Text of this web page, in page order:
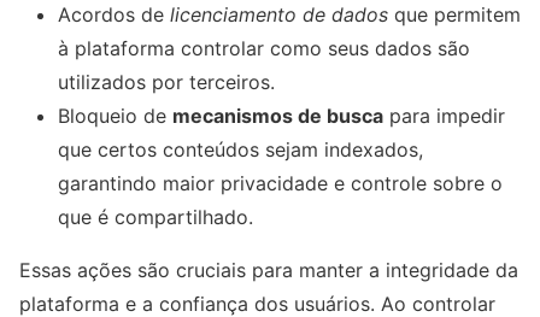
Acordos de licenciamento de dados que permitem
à plataforma controlar como seus dados são
utilizados por terceiros.
Bloqueio de mecanismos de busca para impedir
que certos conteúdos sejam indexados,
garantindo maior privacidade e controle sobre o
que é compartilhado.
Essas ações são cruciais para manter a integridade da
plataforma e a confiança dos usuários. Ao controlar